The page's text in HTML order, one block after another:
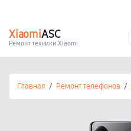
XiaomiASC
Ремонт техники Xiaomi
Главная / Ремонт телефонов /